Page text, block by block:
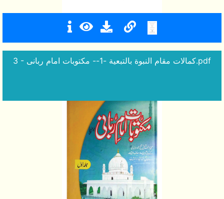
3 - كمالات مقام النبوة بالتبعية -1-- مکتوبات امام ربانی.pdf